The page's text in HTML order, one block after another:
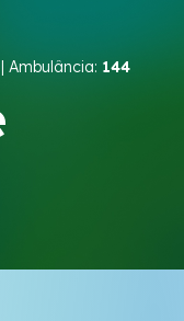
| Ambulância: 144